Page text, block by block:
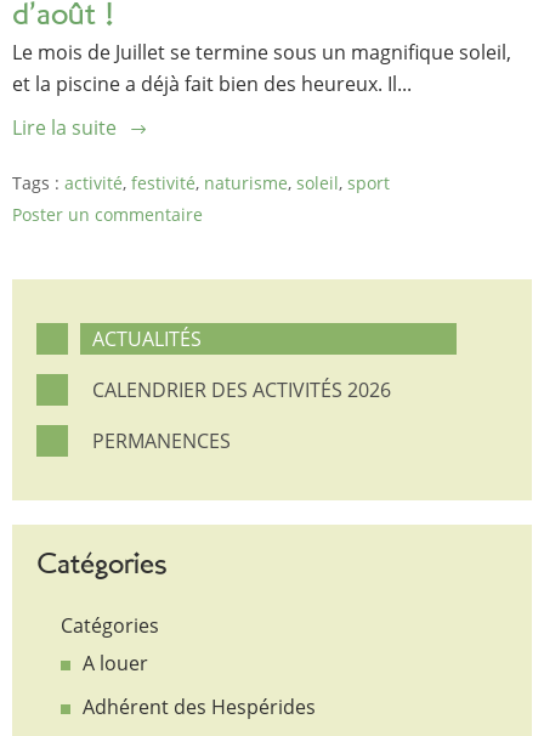
d’août !
Le mois de Juillet se termine sous un magnifique soleil,
et la piscine a déjà fait bien des heureux. Il...
Lire la suite
Tags : activité, festivité, naturisme, soleil, sport
Poster un commentaire
ACTUALITÉS
CALENDRIER DES ACTIVITÉS 2026
PERMANENCES
Catégories
Catégories
A louer
Adhérent des Hespérides